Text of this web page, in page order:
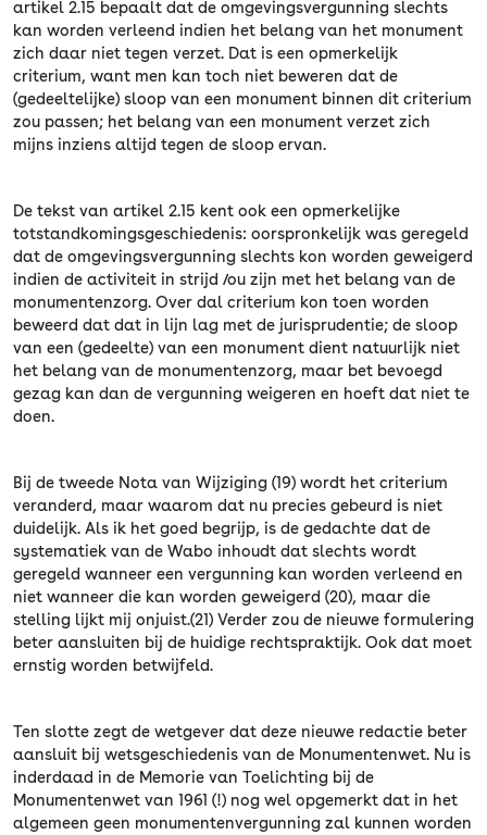
artikel 2.15 bepaalt dat de omgevingsvergunning slechts
kan worden verleend indien het belang van het monument
zich daar niet tegen verzet. Dat is een opmerkelijk
criterium, want men kan toch niet beweren dat de
(gedeeltelijke) sloop van een monument binnen dit criterium
zou passen; het belang van een monument verzet zich
mijns inziens altijd tegen de sloop ervan.
De tekst van artikel 2.15 kent ook een opmerkelijke
totstandkomingsgeschiedenis: oorspronkelijk was geregeld
dat de omgevingsvergunning slechts kon worden geweigerd
indien de activiteit in strijd /ou zijn met het belang van de
monumentenzorg. Over dal criterium kon toen worden
beweerd dat dat in lijn lag met de jurisprudentie; de sloop
van een (gedeelte) van een monument dient natuurlijk niet
het belang van de monumentenzorg, maar bet bevoegd
gezag kan dan de vergunning weigeren en hoeft dat niet te
doen.
Bij de tweede Nota van Wijziging (19) wordt het criterium
veranderd, maar waarom dat nu precies gebeurd is niet
duidelijk. Als ik het goed begrijp, is de gedachte dat de
systematiek van de Wabo inhoudt dat slechts wordt
geregeld wanneer een vergunning kan worden verleend en
niet wanneer die kan worden geweigerd (20), maar die
stelling lijkt mij onjuist.(21) Verder zou de nieuwe formulering
beter aansluiten bij de huidige rechtspraktijk. Ook dat moet
ernstig worden betwijfeld.
Ten slotte zegt de wetgever dat deze nieuwe redactie beter
aansluit bij wetsgeschiedenis van de Monumentenwet. Nu is
inderdaad in de Memorie van Toelichting bij de
Monumentenwet van 1961 (!) nog wel opgemerkt dat in het
algemeen geen monumentenvergunning zal kunnen worden